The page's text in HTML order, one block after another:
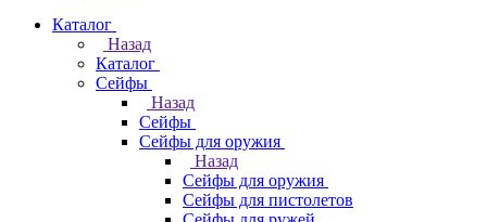
Каталог
Назад
Каталог
Cейфы
Назад
Cейфы
Cейфы для оружия
Назад
Cейфы для оружия
Сейфы для пистолетов